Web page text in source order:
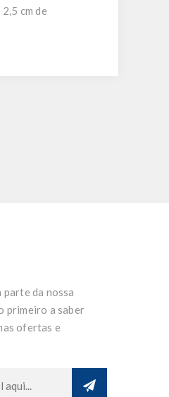
cm de
parte da nossa
primeiro a saber
ofertas e